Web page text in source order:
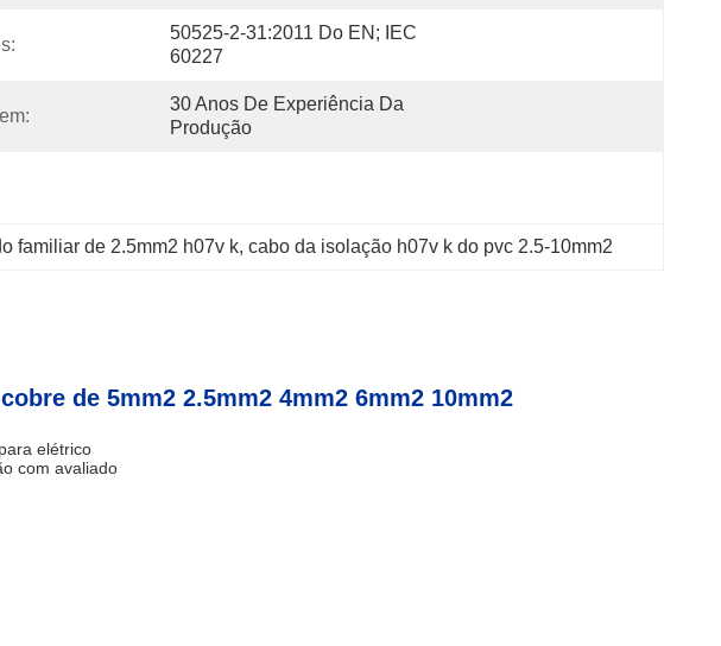
50525-2-31:2011 Do EN; IEC
60227
30 Anos De Experiência Da
Produção
familiar de 2.5mm2 h07v k, cabo da isolação h07v k do pvc 2.5-10mm2
de 5mm2 2.5mm2 4mm2 6mm2 10mm2
para elétrico
com avaliado